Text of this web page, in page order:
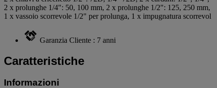
2 x prolunghe 1/4": 50, 100 mm, 2 x prolunghe 1/2": 125, 250 mm,
1 x vassoio scorrevole 1/2" per prolunga, 1 x impugnatura scorrevol
Garanzia Cliente : 7 anni
Caratteristiche
Informazioni